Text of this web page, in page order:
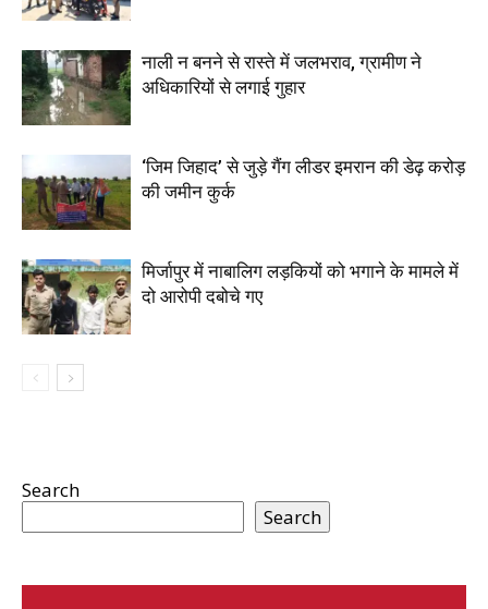
नाली न बनने से रास्ते में जलभराव, ग्रामीण ने
अधिकारियों से लगाई गुहार
‘जिम जिहाद’ से जुड़े गैंग लीडर इमरान की डेढ़ करोड़
की जमीन कुर्क
मिर्जापुर में नाबालिग लड़कियों को भगाने के मामले में
दो आरोपी दबोचे गए
Search
Search